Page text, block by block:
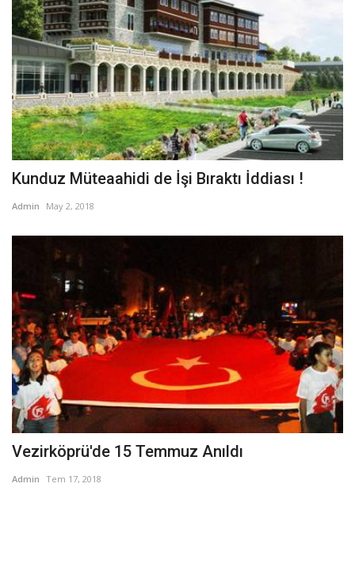
Kunduz Müteaahidi de İşi Bıraktı İddiası !
Admin May 2, 2018
Vezirköprü'de 15 Temmuz Anıldı
Admin Tem 17, 2018